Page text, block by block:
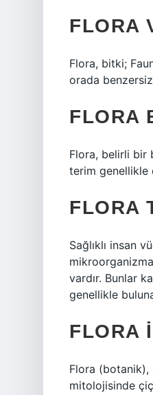
FLORA
Flora, bitki;
orada
FLORA
Flora, belirli bir
terim genellikle
FLORA
Sağlıklı insan
vardır. Bunlar
genellikle
FLORA
Flora (botanik),
mitolojisinde